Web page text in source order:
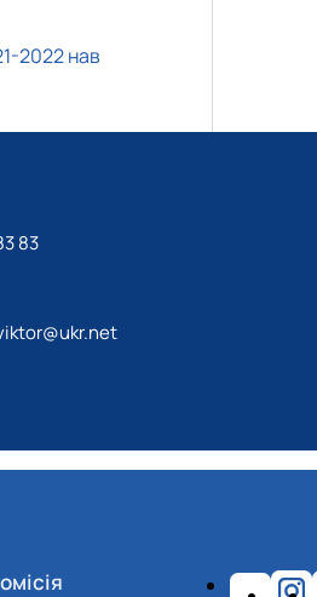
2022 нав
83